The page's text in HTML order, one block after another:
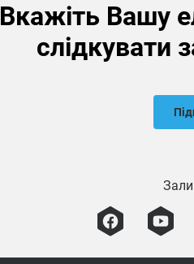
Вкажіть Вашу
слідкувати